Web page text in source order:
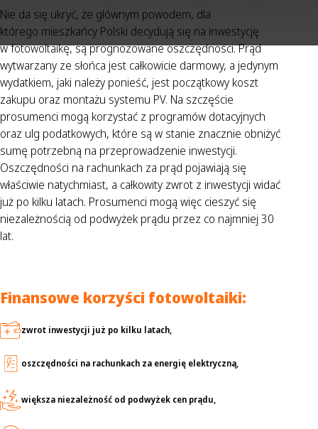
Nie da się ukryć, że głównym powodem, dla
którego mieszkańcy Polski decydują się na inwestycję
w fotowoltaikę, są prognozowane oszczędności. Prąd
wytwarzany ze słońca jest całkowicie darmowy, a jedynym
wydatkiem, jaki należy ponieść, jest początkowy koszt
zakupu oraz montażu systemu PV. Na szczęście
prosumenci mogą korzystać z programów dotacyjnych
oraz ulg podatkowych, które są w stanie znacznie obniżyć
sumę potrzebną na przeprowadzenie inwestycji.
Oszczędności na rachunkach za prąd pojawiają się
właściwie natychmiast, a całkowity zwrot z inwestycji widać
już po kilku latach. Prosumenci mogą więc cieszyć się
niezależnością od podwyżek prądu przez co najmniej 30
lat.
Finansowe korzyści fotowoltaiki:
zwrot inwestycji już po kilku latach,
oszczędności na rachunkach za energię elektryczną,
większa niezależność od podwyżek cen prądu,